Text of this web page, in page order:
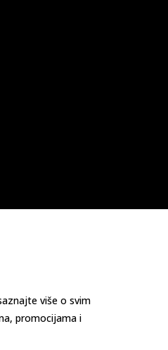
više o svim
promocijama i